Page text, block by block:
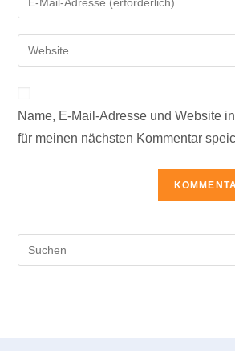
oder
zum
Kommentieren
ein
deine
E-
Mail-
Kommentieren
ein
deine
URL
ein
(optional)
Name, E-Mail-Adresse und Website
für meinen nächsten Kommentar